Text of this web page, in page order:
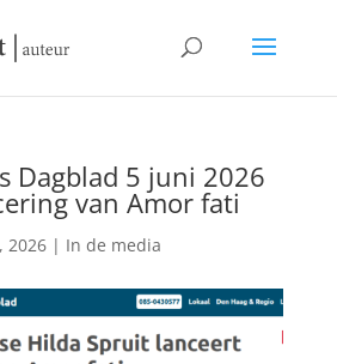
Dagblad 5 juni 2026
van Amor fati
2026| In de media